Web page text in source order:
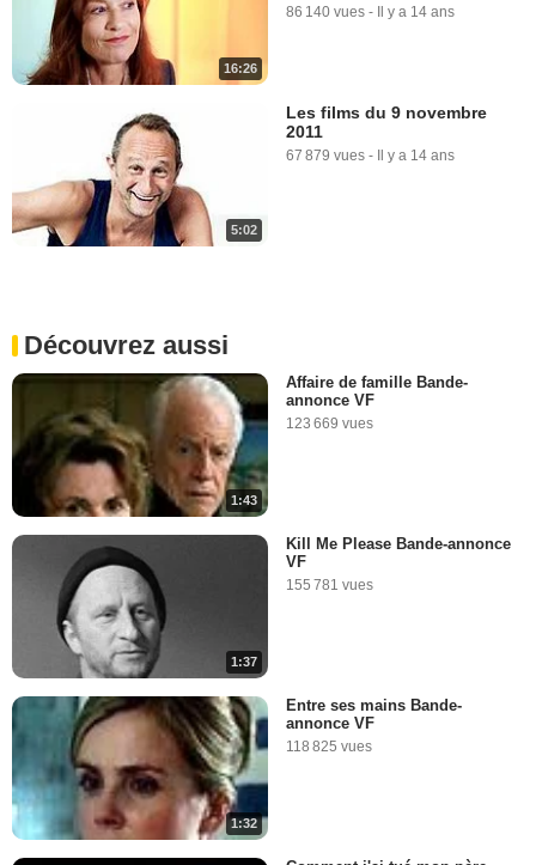
16:26
86 140 vues - Il y a 14 ans
5:02
Les films du 9 novembre
2011
67 879 vues - Il y a 14 ans
Découvrez aussi
1:43
Affaire de famille Bande-
annonce VF
123 669 vues
1:37
Kill Me Please Bande-annonce
VF
155 781 vues
1:32
Entre ses mains Bande-
annonce VF
118 825 vues